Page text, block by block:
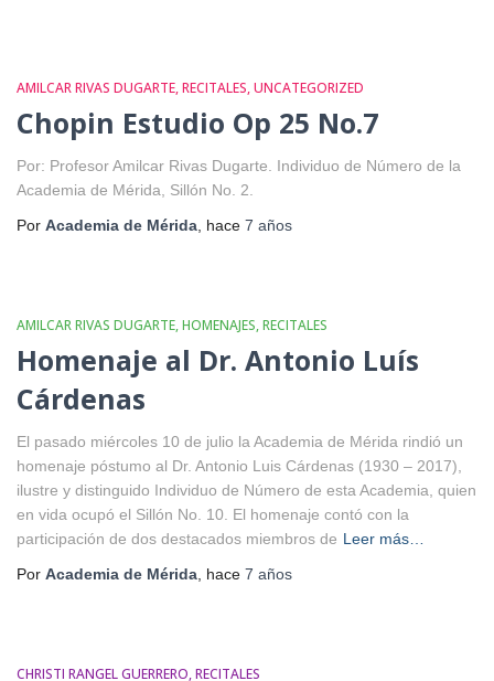
AMILCAR RIVAS DUGARTE RECITALES UNCATEGORIZED
Chopin Estudio Op 25 No.7
Por: Profesor Amilcar Rivas Dugarte. Individuo de Número de la
Academia de Mérida, Sillón No. 2.
Por Academia de Mérida , hace 7 años
AMILCAR RIVAS DUGARTE HOMENAJES RECITALES
Homenaje al Dr. Antonio Luís
Cárdenas
El pasado miércoles 10 de julio la Academia de Mérida rindió un
homenaje póstumo al Dr. Antonio Luis Cárdenas (1930 – 2017),
ilustre y distinguido Individuo de Número de esta Academia, quien
en vida ocupó el Sillón No. 10. El homenaje contó con la
participación de dos destacados miembros de Leer más…
Por Academia de Mérida , hace 7 años
CHRISTI RANGEL GUERRERO RECITALES